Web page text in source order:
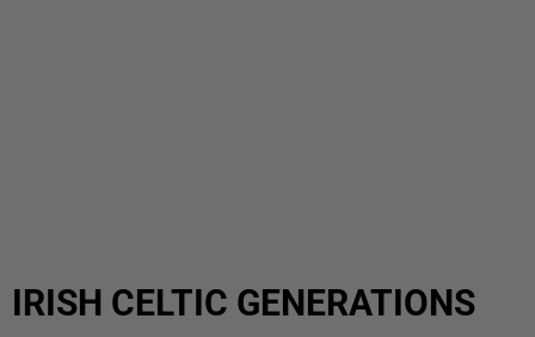
IRISH CELTIC GENERATIONS